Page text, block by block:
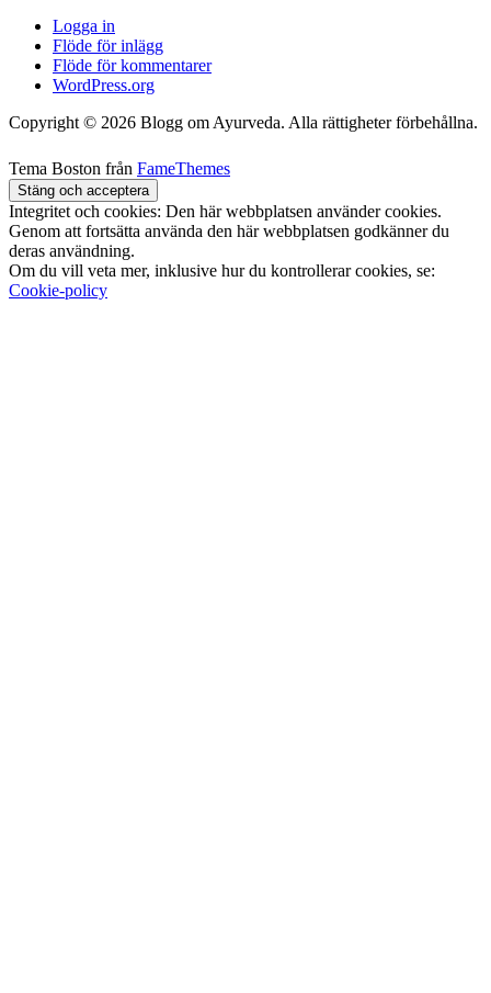
Logga in
Flöde för inlägg
Flöde för kommentarer
WordPress.org
Copyright © 2026 Blogg om Ayurveda. Alla rättigheter förbehållna.
Tema Boston från FameThemes
Integritet och cookies: Den här webbplatsen använder cookies.
Genom att fortsätta använda den här webbplatsen godkänner du
deras användning.
Om du vill veta mer, inklusive hur du kontrollerar cookies, se:
Cookie-policy